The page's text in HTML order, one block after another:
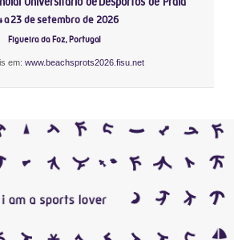
a 23 de setembro de 2026
Figueira da Foz, Portugal
em: www.beachsprots2026.fisu.net